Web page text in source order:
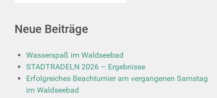
Neue Beiträge
Wasserspaß im Waldseebad
STADTRADELN 2026 – Ergebnisse
Erfolgreiches Beachturnier am vergangenen Samstag
im Waldseebad